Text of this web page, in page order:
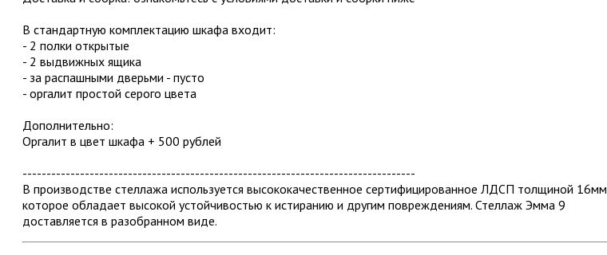
В стандартную комплектацию шкафа входит:
- 2 полки открытые
- 2 выдвижных ящика
- за распашными дверьми - пусто
- оргалит простой серого цвета
Дополнительно:
Оргалит в цвет шкафа + 500 рублей
----------------------------------------------------------------------------------
В производстве стеллажа используется высококачественное сертифицированное ЛДСП толщиной 16мм,
которое обладает высокой устойчивостью к истиранию и другим повреждениям. Стеллаж Эмма 9
доставляется в разобранном виде.